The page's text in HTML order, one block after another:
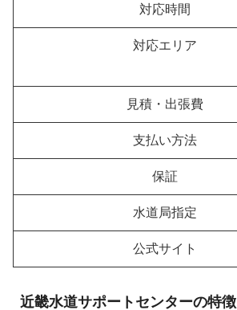
対応時間
対応エリア
見積・出張費
支払い方法
保証
水道局指定
公式サイト
近畿水道サポートセンターの特徴